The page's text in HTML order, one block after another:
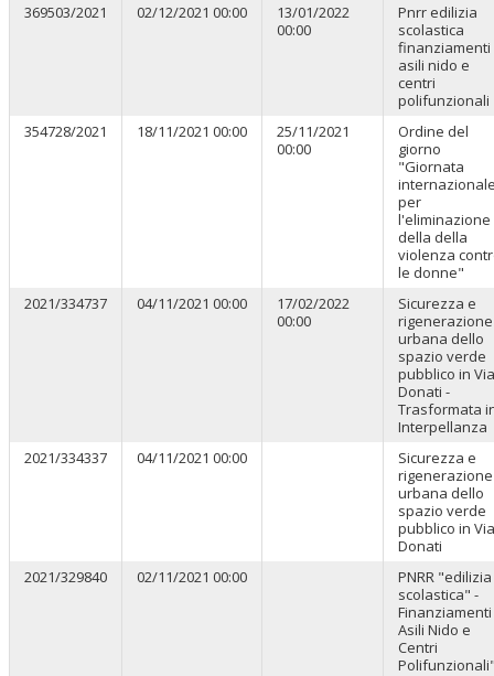
369503/2021
02/12/2021 00:00
13/01/2022
00:00
Pnrr edilizia
scolastica
finanziamenti
asili nido e
centri
polifunzionali
354728/2021
18/11/2021 00:00
25/11/2021
00:00
Ordine del
giorno
"Giornata
per
l'eliminazione
della della
violenza
le donne"
2021/334737
04/11/2021 00:00
17/02/2022
00:00
Sicurezza e
rigenerazione
urbana dello
spazio verde
pubblico in Via
Donati -
Trasformata
Interpellanza
2021/334337
04/11/2021 00:00
Sicurezza e
rigenerazione
urbana dello
spazio verde
pubblico in Via
Donati
2021/329840
02/11/2021 00:00
PNRR "edilizia
scolastica" -
Finanziamenti
Asili Nido e
Centri